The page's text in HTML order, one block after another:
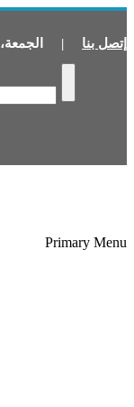
إتصل بنا | الجمعة،
Primary Menu